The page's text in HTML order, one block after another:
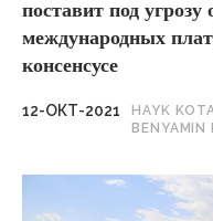
поставит под
международных
консенсусе
12-ОКТ-2021
HAYK
BENYAMIN